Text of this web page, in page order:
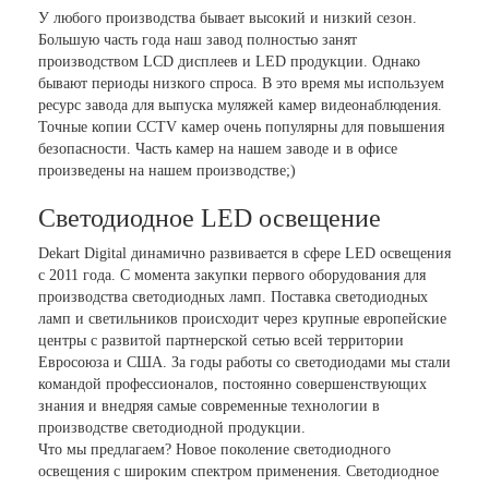
У любого производства бывает высокий и низкий сезон.
Большую часть года наш завод полностью занят
производством LCD дисплеев и LED продукции. Однако
бывают периоды низкого спроса. В это время мы используем
ресурс завода для выпуска муляжей камер видеонаблюдения.
Точные копии CCTV камер очень популярны для повышения
безопасности. Часть камер на нашем заводе и в офисе
произведены на нашем производстве;)
Светодиодное LED освещение
Dekart Digital динамично развивается в сфере LED освещения
с 2011 года. С момента закупки первого оборудования для
производства светодиодных ламп. Поставка светодиодных
ламп и светильников происходит через крупные европейские
центры с развитой партнерской сетью всей территории
Евросоюза и США. За годы работы со светодиодами мы стали
командой профессионалов, постоянно совершенствующих
знания и внедряя самые современные технологии в
производстве светодиодной продукции.
Что мы предлагаем? Новое поколение светодиодного
освещения с широким спектром применения. Светодиодное